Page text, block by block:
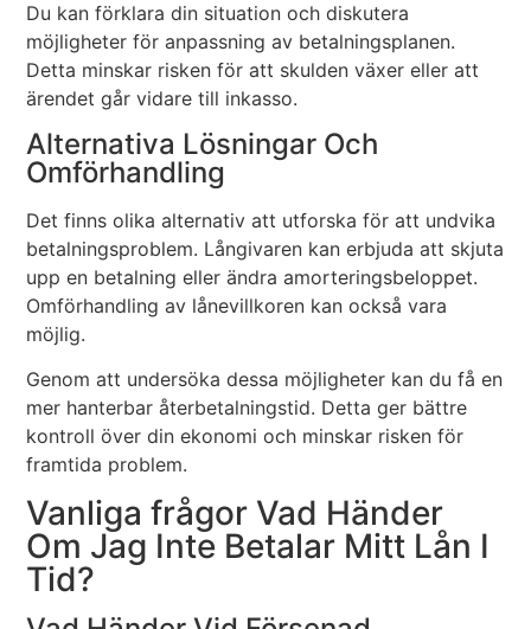
Du kan förklara din situation och diskutera
möjligheter för anpassning av betalningsplanen.
Detta minskar risken för att skulden växer eller att
ärendet går vidare till inkasso.
Alternativa Lösningar Och
Omförhandling
Det finns olika alternativ att utforska för att undvika
betalningsproblem. Långivaren kan erbjuda att skjuta
upp en betalning eller ändra amorteringsbeloppet.
Omförhandling av lånevillkoren kan också vara
möjlig.
Genom att undersöka dessa möjligheter kan du få en
mer hanterbar återbetalningstid. Detta ger bättre
kontroll över din ekonomi och minskar risken för
framtida problem.
Vanliga frågor Vad Händer
Om Jag Inte Betalar Mitt Lån I
Tid?